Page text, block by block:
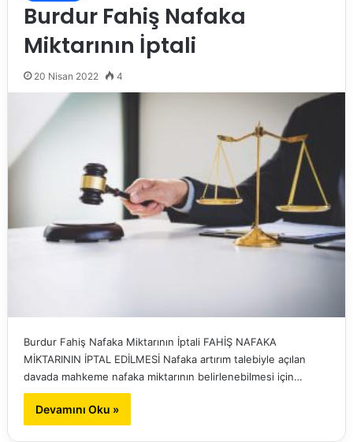
Burdur Fahiş Nafaka
Miktarının İptali
20 Nisan 2022 4
Burdur Fahiş Nafaka Miktarının İptali FAHİŞ NAFAKA
MİKTARININ İPTAL EDİLMESİ Nafaka artırım talebiyle açılan
davada mahkeme nafaka miktarının belirlenebilmesi için…
Devamını Oku »